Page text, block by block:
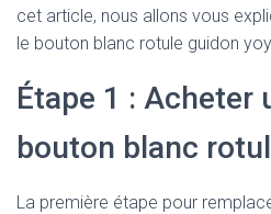
cet article, nous allons vous
le bouton blanc rotule guidon
Étape 1 : Acheter
bouton blanc
La première étape pour